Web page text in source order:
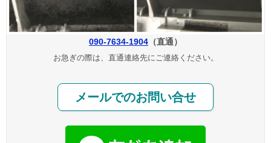
090-7634-1904 （直通）
お急ぎの際は、直通連絡先にご連絡ください。
メールでのお問い合せ